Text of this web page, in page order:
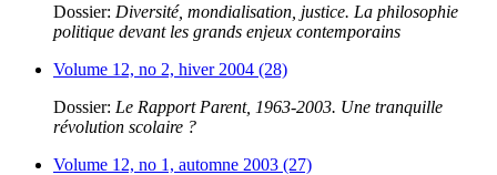
Dossier: Diversité, mondialisation, justice. La philosophie
politique devant les grands enjeux contemporains
Volume 12, no 2, hiver 2004 (28)
Dossier: Le Rapport Parent, 1963-2003. Une tranquille
révolution scolaire ?
Volume 12, no 1, automne 2003 (27)